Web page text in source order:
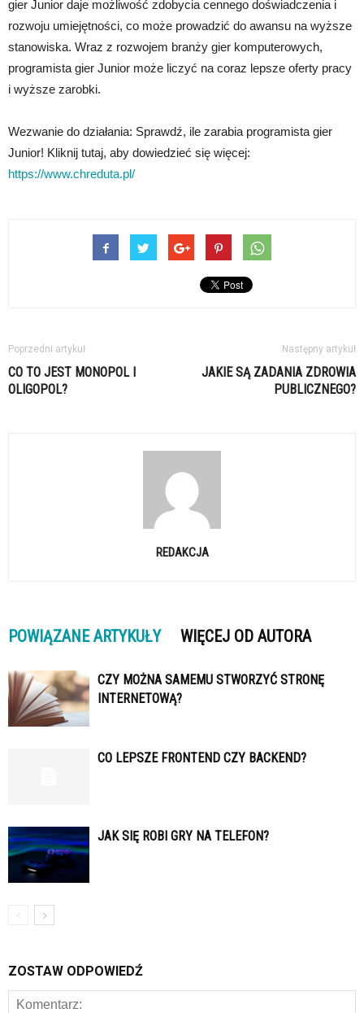
gier Junior daje możliwość zdobycia cennego doświadczenia i
rozwoju umiejętności, co może prowadzić do awansu na wyższe
stanowiska. Wraz z rozwojem branży gier komputerowych,
programista gier Junior może liczyć na coraz lepsze oferty pracy
i wyższe zarobki.
Wezwanie do działania: Sprawdź, ile zarabia programista gier
Junior! Kliknij tutaj, aby dowiedzieć się więcej:
https://www.chreduta.pl/
Poprzedni artykuł
CO TO JEST MONOPOL I
OLIGOPOL?
Następny artykuł
JAKIE SĄ ZADANIA ZDROWIA
PUBLICZNEGO?
REDAKCJA
POWIĄZANE ARTYKUŁY WIĘCEJ OD AUTORA
CZY MOŻNA SAMEMU STWORZYĆ STRONĘ
INTERNETOWĄ?
CO LEPSZE FRONTEND CZY BACKEND?
JAK SIĘ ROBI GRY NA TELEFON?
ZOSTAW ODPOWIEDŹ